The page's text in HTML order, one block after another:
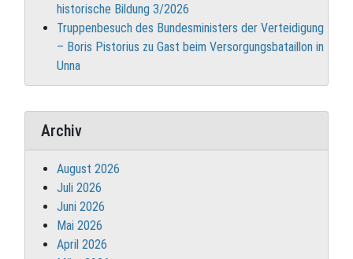
historische Bildung 3/2026
Truppenbesuch des Bundesministers der Verteidigung
– Boris Pistorius zu Gast beim Versorgungsbataillon in
Unna
Archiv
August 2026
Juli 2026
Juni 2026
Mai 2026
April 2026